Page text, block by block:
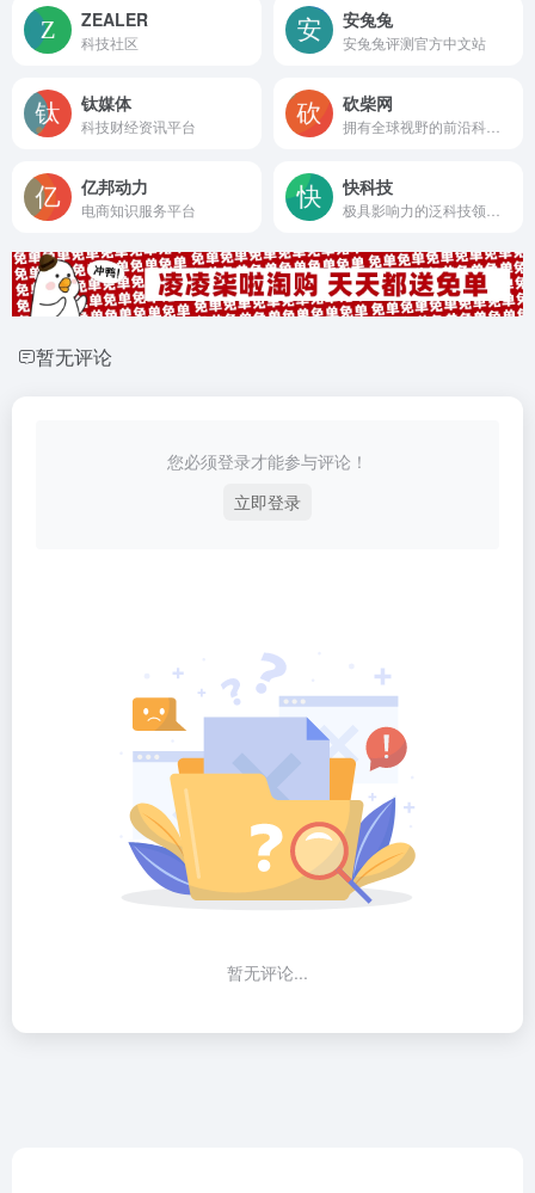
ZEALER
科技社区
安兔兔
安兔兔评测官方中文站
钛媒体
科技财经资讯平台
砍柴网
亿邦动力
电商知识服务平台
快科技
暂无评论
您必须登录才能参与评论！
立即登录
暂无评论...